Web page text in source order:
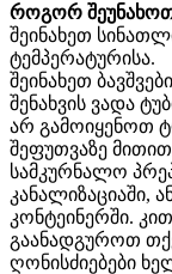
როგორ
შეინახეთ
ტემპერატურისა.
შეინახეთ
შენახვის ვადა
არ გამოიყენოთ
შეფუთვაზე
სამკურნალო
კანალიზაციაში,
კონტეინერში.
გაანადგუროთ
ღონისძიებები